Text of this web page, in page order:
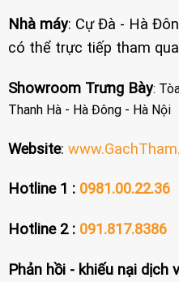
Nhà máy: Cự Đà - Hà
có thể trực tiếp tham
Showroom Trưng Bày:
Thanh Hà - Hà Đông - Hà Nội
Website:
Hotline 1 : 0981.00.22.36
Hotline 2 : 091.817.8386
Phản hồi - khiếu nại dịch